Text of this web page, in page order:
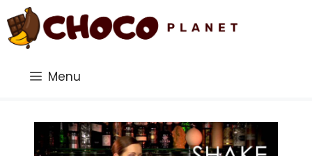
Saltar
al
contenido
Menu